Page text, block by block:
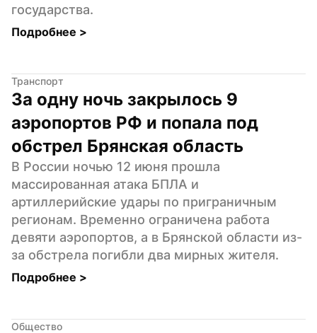
государства.
Подробнее >
Транспорт
За одну ночь закрылось 9
аэропортов РФ и попала под
обстрел Брянская область
В России ночью 12 июня прошла
массированная атака БПЛА и
артиллерийские удары по приграничным
регионам. Временно ограничена работа
девяти аэропортов, а в Брянской области из-
за обстрела погибли два мирных жителя.
Подробнее >
Общество